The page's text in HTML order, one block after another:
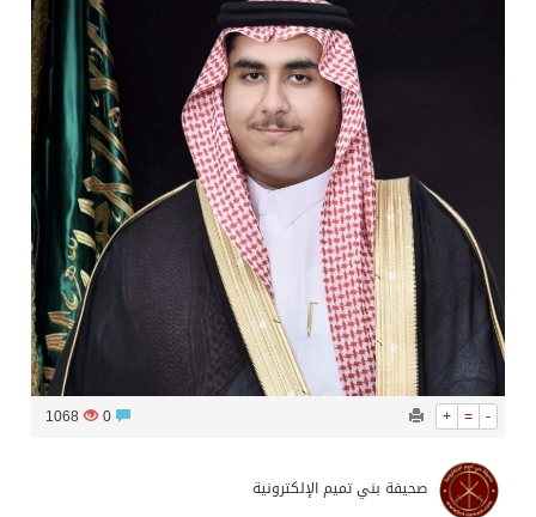
+ = -
1068
صحيفة بني تميم الإلكترونية